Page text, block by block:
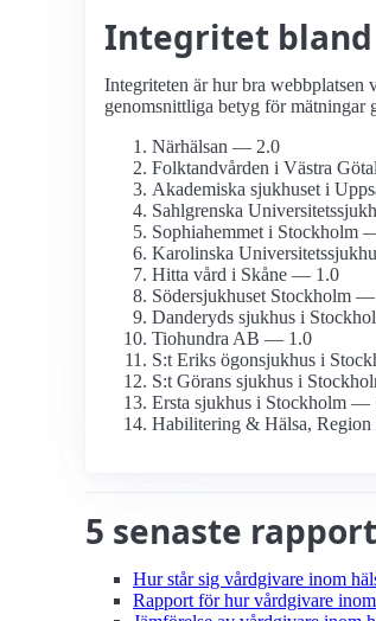
Integritet bland
Integriteten är hur bra webbplatsen
genomsnittliga betyg för mätningar
Närhälsan — 2.0
Folktandvården i Västra
Akademiska sjukhuset i
Sahlgrenska
Sophiahemmet i Stockholm
Karolinska
Hitta vård i Skåne — 1.0
Söder­sjukhuset Stockholm
Danderyds sjukhus i
Tiohundra AB — 1.0
S:t Eriks ögonsjukhus i
S:t Görans sjukhus i
Ersta sjukhus i Stockholm —
Habilitering & Hälsa,
5 senaste
Hur står sig vårdgivare inom
Rapport för hur vårdgivare